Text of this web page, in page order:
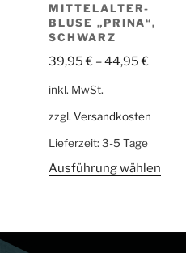
MITTELALTER-
BLUSE „PRINA“,
SCHWARZ
39,95€ –44,95€
inkl. MwSt.
zzgl. Versandkosten
Lieferzeit: 3-5 Tage
Ausführung wählen